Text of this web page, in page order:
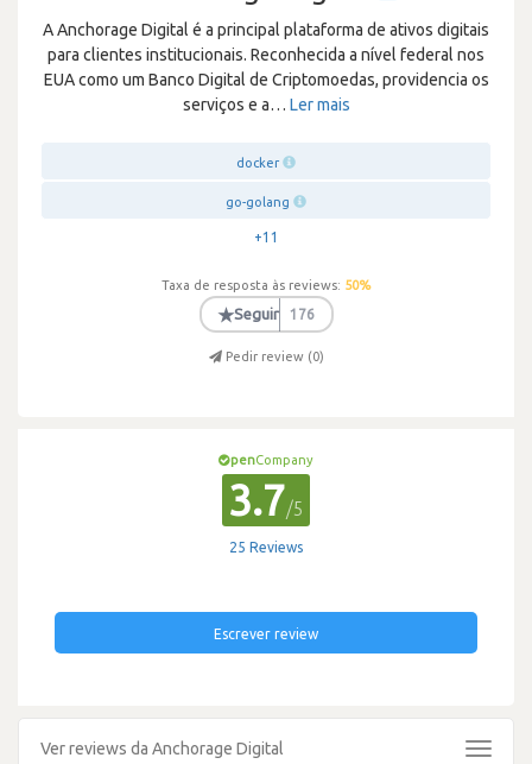
A Anchorage Digital é a principal plataforma de ativos digitais
para clientes institucionais. Reconhecida a nível federal nos
EUA como um Banco Digital de Criptomoedas, providencia os
serviços e a… Ler mais
docker
go-golang
+11
Taxa de resposta às reviews: 50%
★Seguir 176
Pedir review (0)
penCompany
3.7/5
25 Reviews
Escrever review
Ver reviews da Anchorage Digital
Toggle